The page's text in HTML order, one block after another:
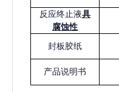
反应终止液具
腐蚀性
封板胶纸
产品说明书